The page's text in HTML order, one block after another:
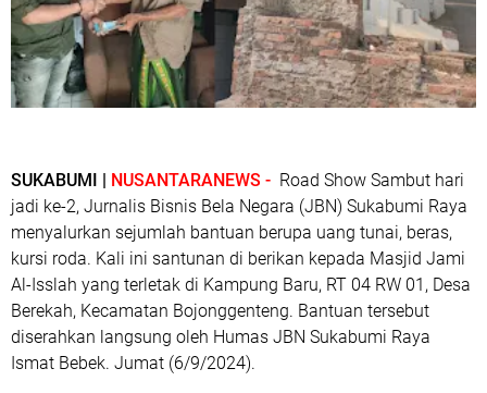
SUKABUMI | NUSANTARANEWS - Road Show Sambut hari
jadi ke-2, Jurnalis Bisnis Bela Negara (JBN) Sukabumi Raya
menyalurkan sejumlah bantuan berupa uang tunai, beras,
kursi roda. Kali ini santunan di berikan kepada Masjid Jami
Al-Isslah yang terletak di Kampung Baru, RT 04 RW 01, Desa
Berekah, Kecamatan Bojonggenteng. Bantuan tersebut
diserahkan langsung oleh Humas JBN Sukabumi Raya
Ismat Bebek. Jumat (6/9/2024).